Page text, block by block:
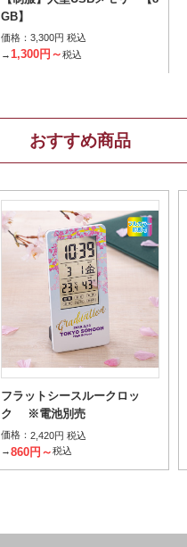
GB】
価格： 3,300円 税込
→ 1,300円～税込
おすすめ商品
フラットシースルークロッ
ク ※電池別売
価格： 2,420円 税込
→860円～税込